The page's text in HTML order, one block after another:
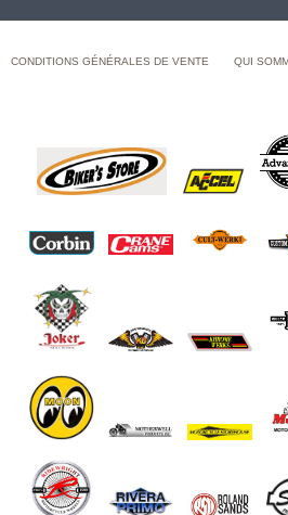
CONDITIONS GÉNÉRALES DE VENTE QUI